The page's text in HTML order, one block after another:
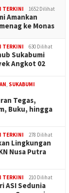
TERKINI 1652 Dilihat
Amankan
ke Monas
TERKINI 630 Dilihat
Sukabumi
Angkot 02
SUKABUMI
Tegas,
Buku, hingga
TERKINI 278 Dilihat
Lingkungan
Nusa Putra
TERKINI 210 Dilihat
ASI Sedunia